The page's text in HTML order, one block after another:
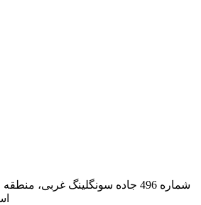
شماره 496 جاده سونگلینگ غربی،